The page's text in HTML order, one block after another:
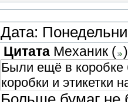
Дата:
Цитата Механик ( )
Были ещё в
коробки и этикетки